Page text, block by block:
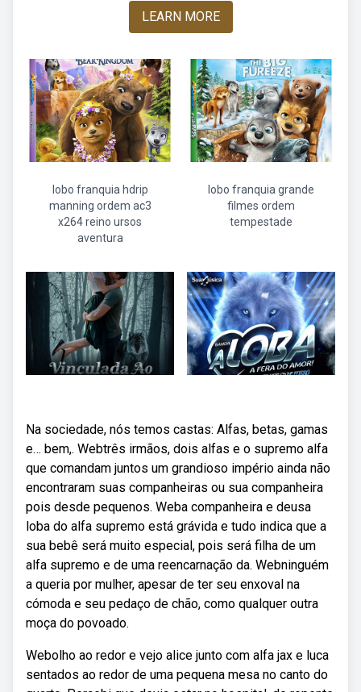
LEARN MORE
lobo franquia hdrip
manning ordem ac3
x264 reino ursos
aventura
lobo franquia grande
filmes ordem
tempestade
Na sociedade, nós temos castas: Alfas, betas, gamas
e… bem,. Webtrês irmãos, dois alfas e o supremo alfa
que comandam juntos um grandioso império ainda não
encontraram suas companheiras ou sua companheira
pois desde pequenos. Weba companheira e deusa
loba do alfa supremo está grávida e tudo indica que a
sua bebê será muito especial, pois será filha de um
alfa supremo e de uma reencarnação da. Webninguém
a queria por mulher, apesar de ter seu enxoval na
cómoda e seu pedaço de chão, como qualquer outra
moça do povoado.
Webolho ao redor e vejo alice junto com alfa jax e luca
sentados ao redor de uma pequena mesa no canto do